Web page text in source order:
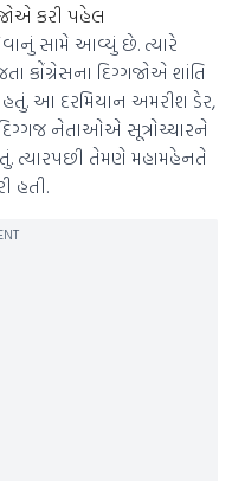
કરી પહેલ
સામે આવ્યું છે. ત્યારે
કોંગ્રેસના દિગ્ગજોએ શાંતિ
આ દરમિયાન અમરીશ ડેર,
નેતાઓએ સૂત્રોચ્ચારને
ત્યારપછી તેમણે મહામહેનતે
હતી.